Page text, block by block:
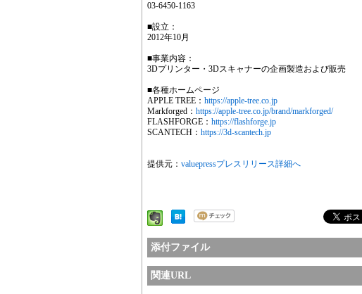
03-6450-1163
■設立：
2012年10月
■事業内容：
3Dプリンター・3Dスキャナーの企画製造および販売
■各種ホームページ
APPLE TREE： https://apple-tree.co.jp
Markforged： https://apple-tree.co.jp/brand/markforged/
FLASHFORGE： https://flashforge.jp
SCANTECH： https://3d-scantech.jp
提供元： valuepressプレスリリース詳細へ
添付ファイル
関連URL